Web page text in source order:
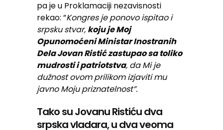
pa je u Proklamaciji nezavisnosti
rekao: ”Kongres je ponovo ispitao i
srpsku stvar, koju je Moj
Opunomoćeni Ministar Inostranih
Dela Jovan Ristić zastupao sa toliko
mudrosti i patriotstva, da Mi je
dužnost ovom prilikom izjaviti mu
javno Moju priznatelnost”.
Tako su Jovanu Ristiću dva
srpska vladara, u dva veoma